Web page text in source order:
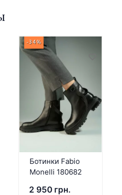
-34%
Ботинки Fabio
Monelli 180682
2 950 грн.